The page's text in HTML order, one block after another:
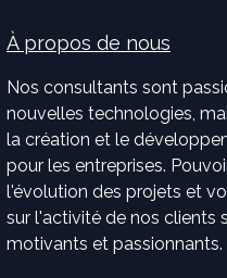
À propos de nous
Nos consultants sont
nouvelles technologies,
la création et le
pour les entreprises.
l'évolution des projets et
sur l'activité de nos clients
motivants et passionnants.